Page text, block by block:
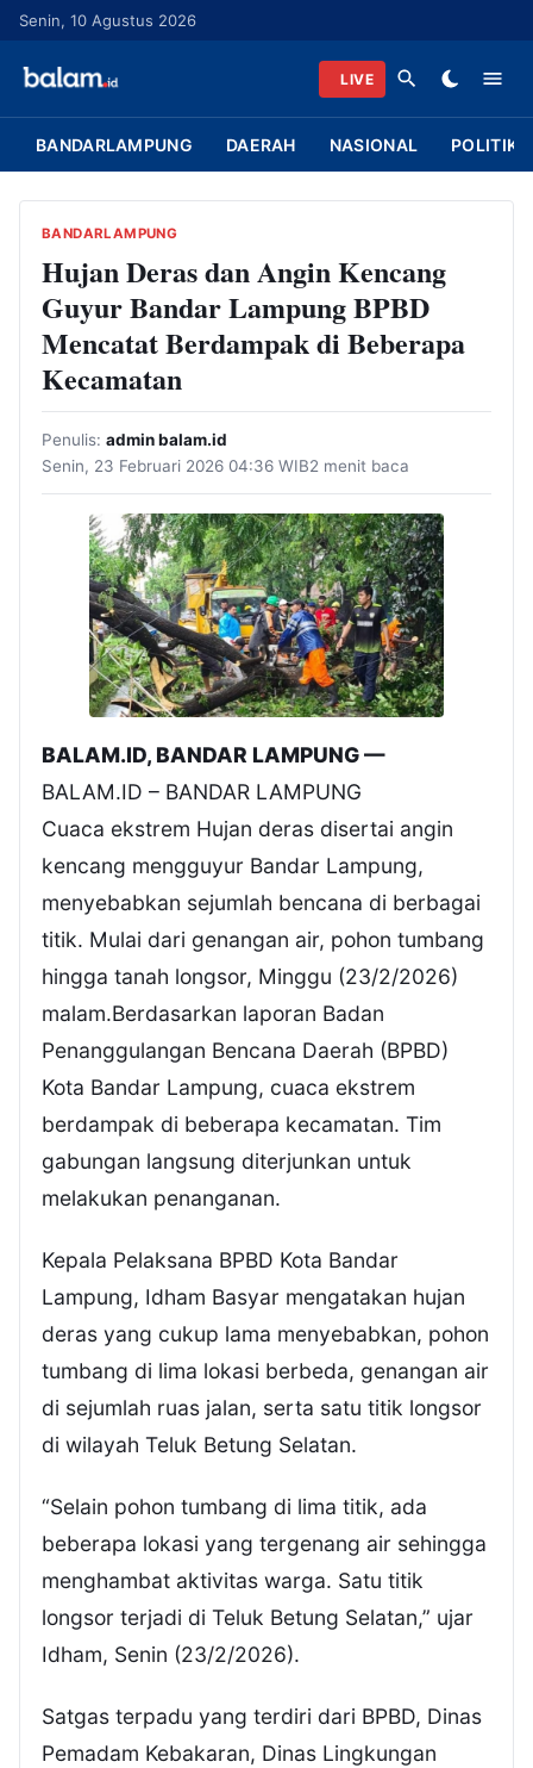
u
Senin, 10 Agustus 2026
LIVE
BANDARLAMPUNG DAERAH NASIONAL POLITIK
BANDARLAMPUNG
Hujan Deras dan Angin Kencang
Guyur Bandar Lampung BPBD
Mencatat Berdampak di Beberapa
Kecamatan
Penulis: admin balam.id
Senin, 23 Februari 2026 04:36 WIB2 menit baca
BALAM.ID, BANDAR LAMPUNG —
BALAM.ID – BANDAR LAMPUNG
Cuaca ekstrem Hujan deras disertai angin
kencang mengguyur Bandar Lampung,
menyebabkan sejumlah bencana di berbagai
titik. Mulai dari genangan air, pohon tumbang
hingga tanah longsor, Minggu (23/2/2026)
malam.Berdasarkan laporan Badan
Penanggulangan Bencana Daerah (BPBD)
Kota Bandar Lampung, cuaca ekstrem
berdampak di beberapa kecamatan. Tim
gabungan langsung diterjunkan untuk
melakukan penanganan.
Kepala Pelaksana BPBD Kota Bandar
Lampung, Idham Basyar mengatakan hujan
deras yang cukup lama menyebabkan, pohon
tumbang di lima lokasi berbeda, genangan air
di sejumlah ruas jalan, serta satu titik longsor
di wilayah Teluk Betung Selatan.
“Selain pohon tumbang di lima titik, ada
beberapa lokasi yang tergenang air sehingga
menghambat aktivitas warga. Satu titik
longsor terjadi di Teluk Betung Selatan,” ujar
Idham, Senin (23/2/2026).
Satgas terpadu yang terdiri dari BPBD, Dinas
Pemadam Kebakaran, Dinas Lingkungan